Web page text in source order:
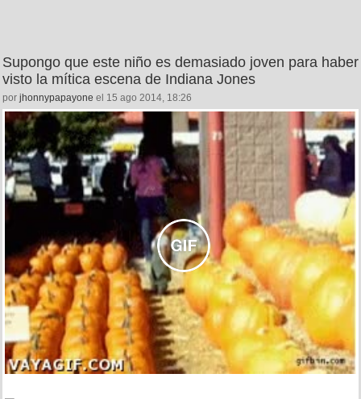
Supongo que este niño es demasiado joven para haber
visto la mítica escena de Indiana Jones
por jhonnypapayone el 15 ago 2014, 18:26